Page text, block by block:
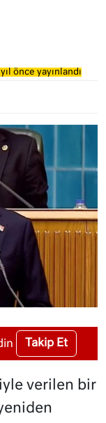
önce yayınlandı
Takip Et
verilen bir